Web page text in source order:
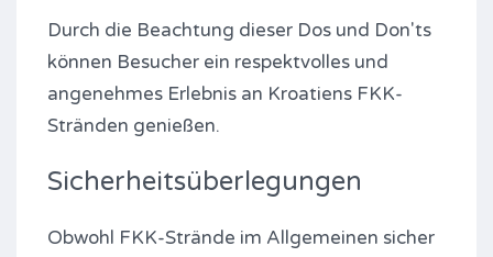
Durch die Beachtung dieser Dos und Don'ts
können Besucher ein respektvolles und
angenehmes Erlebnis an Kroatiens FKK-
Stränden genießen.
Sicherheitsüberlegungen
Obwohl FKK-Strände im Allgemeinen sicher